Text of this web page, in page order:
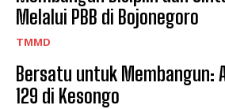
Melalui PBB di Bojonegoro
TMMD
Bersatu untuk Membangun:
129 di Kesongo